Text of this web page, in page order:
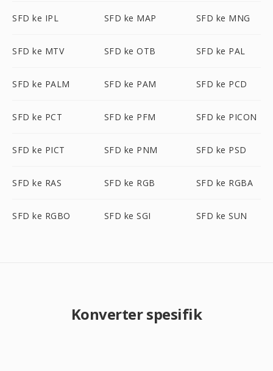
SFD ke IPL SFD ke MAP SFD ke MNG
SFD ke MTV SFD ke OTB SFD ke PAL
SFD ke PALM SFD ke PAM SFD ke PCD
SFD ke PCT SFD ke PFM SFD ke PICON
SFD ke PICT SFD ke PNM SFD ke PSD
SFD ke RAS SFD ke RGB SFD ke RGBA
SFD ke RGBO SFD ke SGI SFD ke SUN
Konverter spesifik